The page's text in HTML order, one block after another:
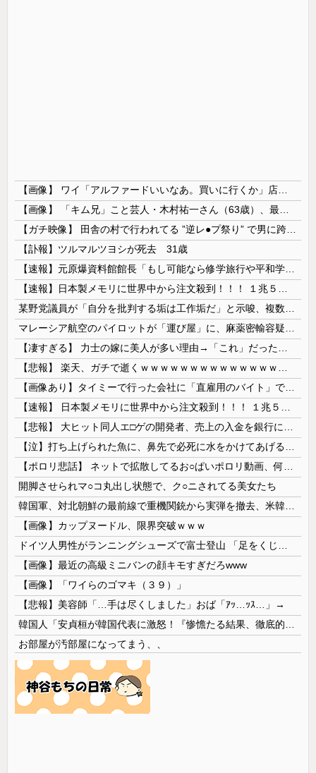
【訃報】ツルマルツヨシが死去 31歳
開脚させられマ○コ丸出し状態で、ク○ニされてる美女たち
【画像】カップヌードル、限界突破ｗｗｗ
【画像】最近の高級ミニバンの顔キモすぎだろwww
【画像】「ワイらのゴマキ（３９）」
【悲報】美容師「…手は尽くしました」おば「ｱｯ…ｯｽ…」→
お部屋が汚部屋になってまう、、